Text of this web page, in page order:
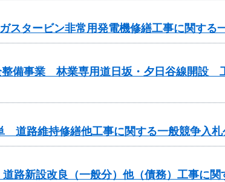
スタービン非常用発電機修繕工事に関する
備事業 林業専用道日坂・夕日谷線開設
道路維持修繕他工事に関する一般競争入札
路新設改良（一般分）他（債務）工事に関